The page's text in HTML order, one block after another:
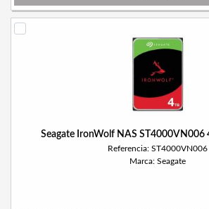
Seagate IronWolf NAS ST4000VN006
Referencia: ST4000VN006
Marca: Seagate